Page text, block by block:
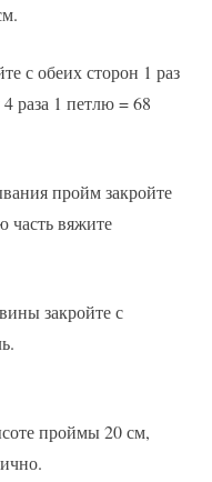
с обеих сторон 1 раз
раза 1 петлю = 68
пройм закройте
часть вяжите
закройте с
проймы 20 см,